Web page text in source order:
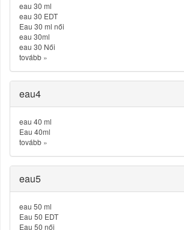
eau 30 ml
eau 30 EDT
Eau 30 ml női
eau 30ml
eau 30 Női
tovább »
eau4
eau 40 ml
Eau 40ml
tovább »
eau5
eau 50 ml
Eau 50 EDT
Eau 50 női